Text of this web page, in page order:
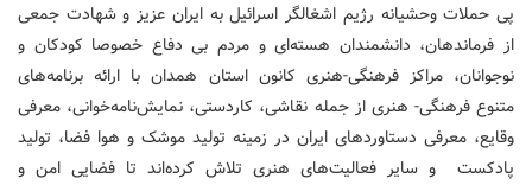
پی حملات وحشیانه رژیم اشغالگر اسرائیل به ایران عزیز و شهادت جمعی
از فرماندهان، دانشمندان هسته‌ای و مردم بی دفاع خصوصا کودکان و
نوجوانان، مراکز فرهنگی-هنری کانون استان همدان با ارائه برنامه‌های
متنوع فرهنگی- هنری از جمله نقاشی، کاردستی، نمایش‌نامه‌خوانی، معرفی
وقایع، معرفی دستاوردهای ایران در زمینه تولید موشک و هوا فضا، تولید
پادکست و سایر فعالیت‌های هنری تلاش کرده‌اند تا فضایی امن و